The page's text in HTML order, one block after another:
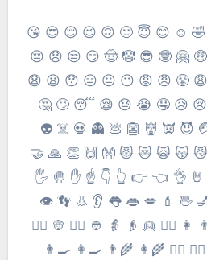
😀 😃 😄 😁 😆 😅 😂 🤣 ☺️
😗 😙 😚 😋 😜 😝 😛 🤑 🤗
😟 😕 🙁 ☹️ 😣 😖 😫 😩 😤
😮 😲 😵 😳 😱 😨 😰 😢
🤥 😬 🤐 🤢 🤧 😷 🤒 🤕 😈
👾 🤖 🎃 😺 😸 😹 😻 😼 😽
👍 👎 👊 ✊ 🤛 🤜 🤞 ✌️ 🤘
🖖 👋 🤙 💪 🖕 ✍️ 🤳 💅 🖖
👀 🗣 👤 👥 👶 👦 👧 👨 👩
👮 👷‍♀️ 👷 💂‍♀️ 💂 🕵️‍♀️ 🕵️ 👩‍⚕️